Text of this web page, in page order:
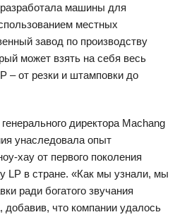
разработала машины для
местных
завод по производству
может взять на себя весь
– от резки и штамповки до
директора Machang
унаследовала опыт
хау от первого поколения
LP в стране. «Как мы узнали, мы
ради богатого звучания
добавив, что компании удалось